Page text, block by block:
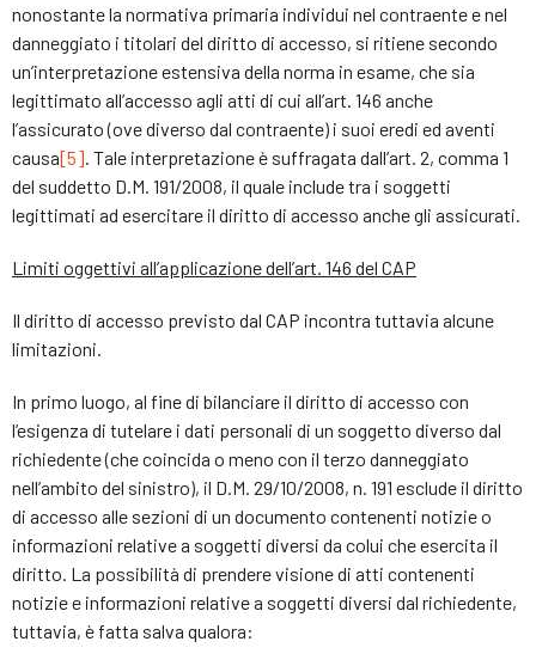
nonostante la normativa primaria individui nel contraente e nel
danneggiato i titolari del diritto di accesso, si ritiene secondo
un’interpretazione estensiva della norma in esame, che sia
legittimato all’accesso agli atti di cui all’art. 146 anche
l’assicurato (ove diverso dal contraente) i suoi eredi ed aventi
causa[5] . Tale interpretazione è suffragata dall’art. 2, comma 1
del suddetto D.M. 191/2008, il quale include tra i soggetti
legittimati ad esercitare il diritto di accesso anche gli assicurati.
Limiti oggettivi all’applicazione dell’art. 146 del CAP
Il diritto di accesso previsto dal CAP incontra tuttavia alcune
limitazioni.
In primo luogo, al fine di bilanciare il diritto di accesso con
l’esigenza di tutelare i dati personali di un soggetto diverso dal
richiedente (che coincida o meno con il terzo danneggiato
nell’ambito del sinistro), il D.M. 29/10/2008, n. 191 esclude il diritto
di accesso alle sezioni di un documento contenenti notizie o
informazioni relative a soggetti diversi da colui che esercita il
diritto. La possibilità di prendere visione di atti contenenti
notizie e informazioni relative a soggetti diversi dal richiedente,
tuttavia, è fatta salva qualora: